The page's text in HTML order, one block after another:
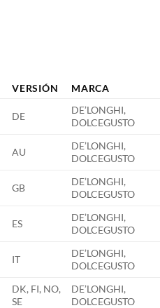
VERSIÓN MARCA
DE
DE’LONGHI,
DOLCEGUSTO
AU
DE’LONGHI,
DOLCEGUSTO
GB
DE’LONGHI,
DOLCEGUSTO
ES
DE’LONGHI,
DOLCEGUSTO
IT
DE’LONGHI,
DOLCEGUSTO
DK, FI, NO,
SE
DE’LONGHI,
DOLCEGUSTO